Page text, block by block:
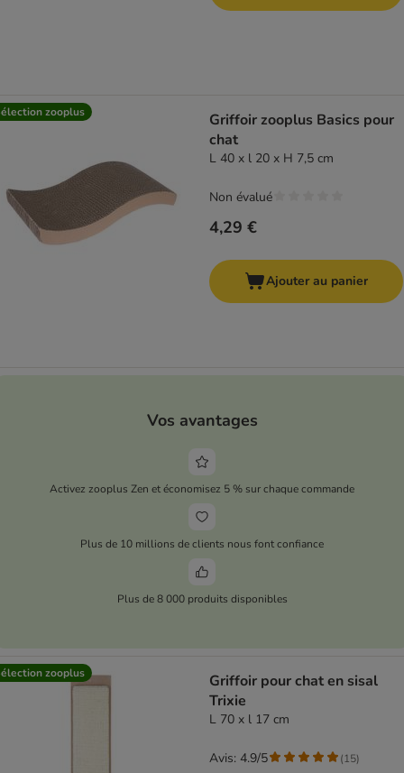
zooplus
Griffoir zooplus Basics pour
chat
L 40 x l 20 x H 7,5 cm
4,29 €
Non évalué
Ajouter au panier
Vos avantages
Activez zooplus Zen et économisez 5 % sur chaque commande
Plus de 10 millions de clients nous font confiance
Plus de 8 000 produits disponibles
zooplus
Griffoir pour chat en sisal
Trixie
L 70 x l 17 cm
Avis: 4.9/5 (15)